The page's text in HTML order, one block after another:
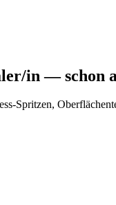
in — schon
Spritzen,